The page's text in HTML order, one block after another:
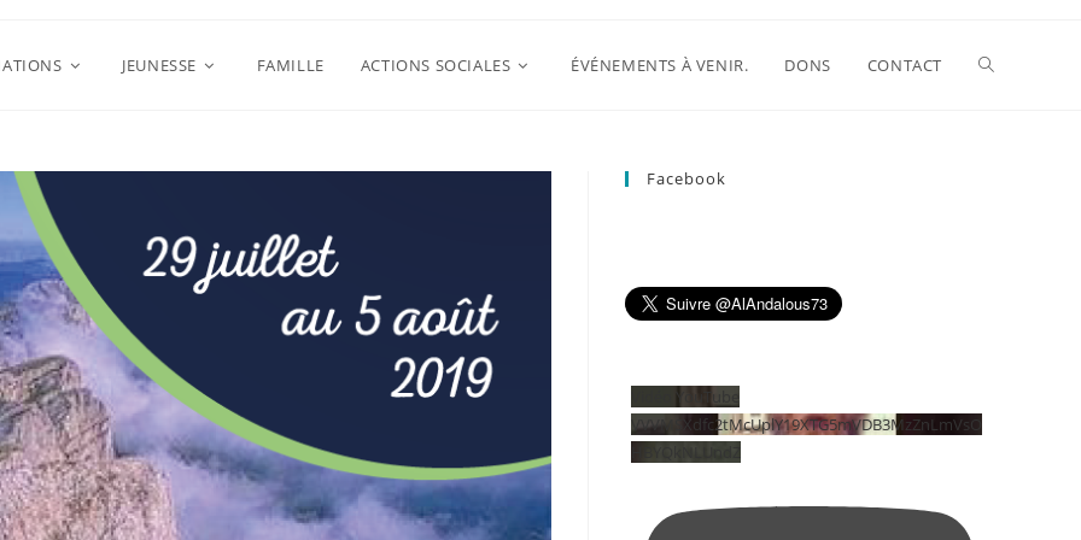
JEUNESSE FAMILLE ACTIONS SOCIALES ÉVÉNEMENTS À VENIR. DONS CONTACT Toggle
Facebook
Vidéo YouTube
VVVMSXdfc2tMcUplY19XTG5mVDB3MzZnLmVsO